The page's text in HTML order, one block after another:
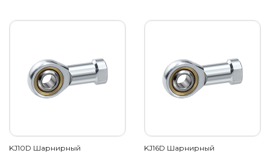
KJ10D Шарнирный
KJ16D Шарнирный